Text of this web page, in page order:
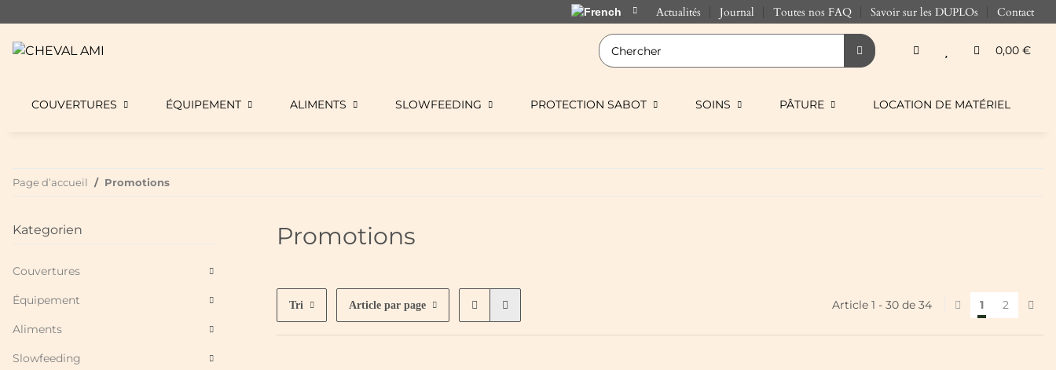
Actualités Journal Toutes nos FAQ Savoir sur les DUPLOs Contact
0,00 €
COUVERTURES ÉQUIPEMENT ALIMENTS SLOWFEEDING PROTECTION SABOT SOINS PÂTURE LOCATION DE MATÉRIEL
Page d’accueil Promotions
Promotions
Tri Article par page Article 1 - 30 de 34 1 2
Kategorien
Couvertures
Équipement
Aliments
Slowfeeding